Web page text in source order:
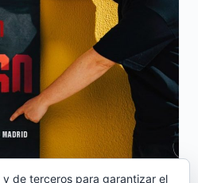
de terceros para garantizar el